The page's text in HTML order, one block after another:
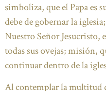
simboliza, que el Papa es
debe de gobernar la
Nuestro Señor Jesucristo,
todas sus ovejas; misión,
continuar dentro de la
Al contemplar la multitud